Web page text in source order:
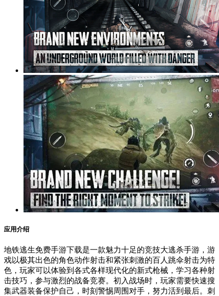
应用介绍
地铁逃生免费手游下载是一款魅力十足的竞技大逃杀手游，游
戏以极其出色的角色动作射击和紧张刺激的百人跳伞射击为特
色，玩家可以体验到各式各样现代化的新式枪械，学习各种射
击技巧，参与激烈的战备竞赛。初入战场时，玩家需要快速搜
集武器装备保护自己，时刻警惕周围对手，努力活到最后。刺